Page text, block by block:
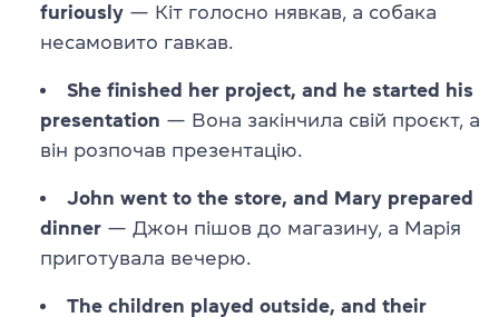
furiously — Кіт голосно нявкав, а собака
несамовито гавкав.
She finished her project, and he started his
presentation — Вона закінчила свій проєкт, а
він розпочав презентацію.
John went to the store, and Mary prepared
dinner — Джон пішов до магазину, а Марія
приготувала вечерю.
The children played outside, and their